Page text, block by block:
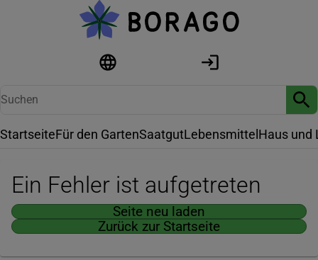
StartseiteFür den GartenSaatgutLebensmittel Haus und
Ein Fehler ist aufgetreten
Seite neu laden
Zurück zur Startseite